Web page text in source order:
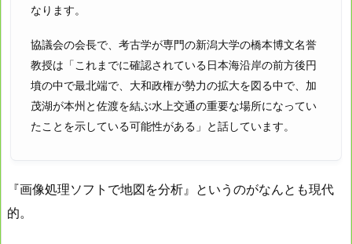
なります。
協議会の会長で、考古学が専門の新潟大学の橋本博文名誉
教授は「これまでに確認されている日本海沿岸の前方後円
墳の中で最北端で、大和政権が勢力の拡大を図る中で、加
茂湖が本州と佐渡を結ぶ水上交通の重要な場所になってい
たことを示している可能性がある」と話しています。
『画像処理ソフトで地図を分析』というのがなんとも現代
的。